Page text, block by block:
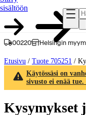
sisältöön
00220 Helsingin
Etusivu / Tuote 705251 /
Käytössäsi on
sivusto ei enää
Kysymykset